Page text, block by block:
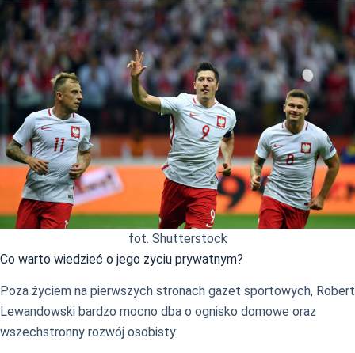
fot. Shutterstock
Co warto wiedzieć o jego życiu prywatnym?
Poza życiem na pierwszych stronach gazet sportowych, Robert
Lewandowski bardzo mocno dba o ognisko domowe oraz
wszechstronny rozwój osobisty: